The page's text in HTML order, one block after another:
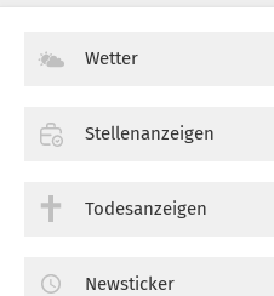
Wetter
Stellenanzeigen
Todesanzeigen
Newsticker